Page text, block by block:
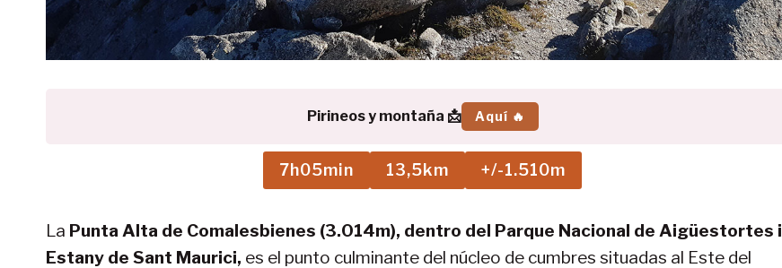
Pirineos y montaña 📩 Aquí 🔥
7h05min 13,5km +/-1.510m
La Punta Alta de Comalesbienes (3.014m), dentro del Parque Nacional de Aigüestortes i
Estany de Sant Maurici, es el punto culminante del núcleo de cumbres situadas al Este del